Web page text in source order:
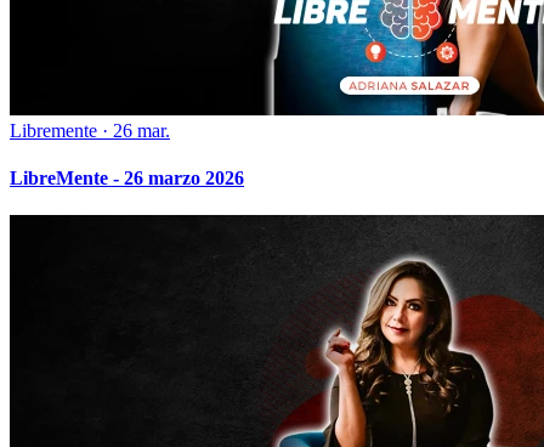
Libremente · 26 mar.
LibreMente - 26 marzo 2026